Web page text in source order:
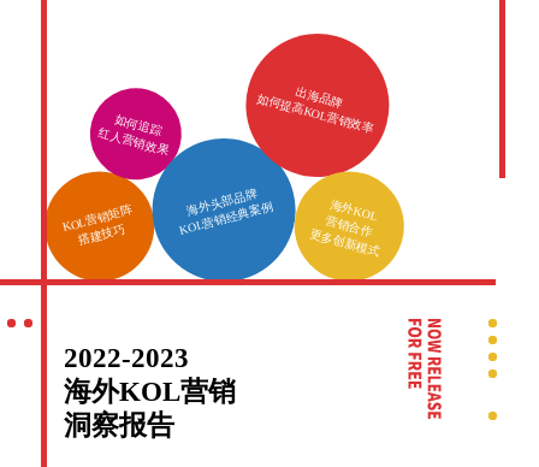
KOL营销矩阵
搭建技巧
如何追踪
红人营销效果
海外头部品牌
KOL营销经典案例
出海品牌
如何提高KOL营销效率
海外KOL
营销合作
更多创新模式
2022-2023
海外KOL营销
洞察报告